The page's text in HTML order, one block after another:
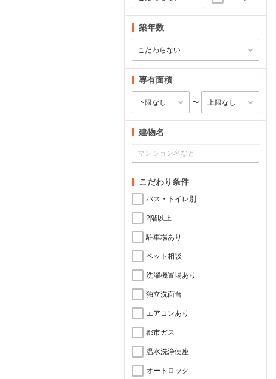
築年数
専有面積
〜
建物名
こだわり条件
バス・トイレ別
2階以上
駐車場あり
ペット相談
洗濯機置場あり
独立洗面台
エアコンあり
都市ガス
温水洗浄便座
オートロック